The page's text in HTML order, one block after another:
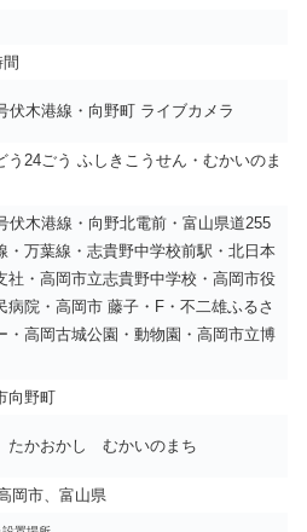
伏木港線・向野町 ライブカメラ
う24ごう ふしきこうせん・むかいのま
伏木港線・向野北電前・富山県道255
・万葉線・志貴野中学校前駅・北日本
社・高岡市立志貴野中学校・高岡市役
病院・高岡市 藤子・F・不二雄ふるさ
・高岡古城公園・動物園・高岡市立博
向野町
たかおかし むかいのまち
岡市、富山県